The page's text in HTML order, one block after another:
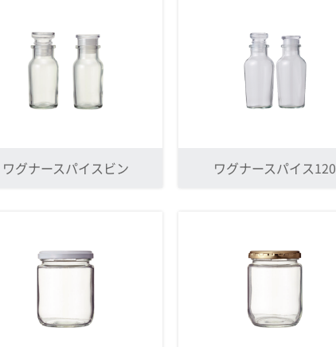
ワグナースパイスビン ワグナースパイス120